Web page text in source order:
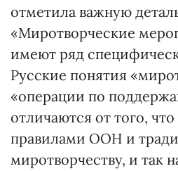
отметила важную
«Миротворческие
имеют ряд
Русские понятия
«операции по
отличаются от того,
правилами ООН и
миротворчеству, и так